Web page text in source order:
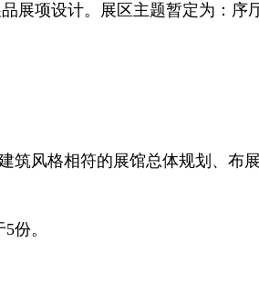
项设计。展区主题暂定为：序
风格相符的展馆总体规划、布
份。